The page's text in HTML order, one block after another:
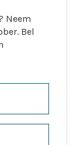
Neem
Bel